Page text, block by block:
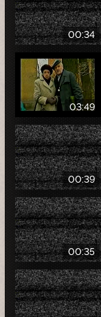
00:34
03:49
00:39
00:35